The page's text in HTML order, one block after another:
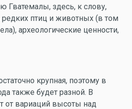
Гватемалы, здесь, к слову,
птиц и животных (в том
археологические ценности,
крупная, поэтому в
также будет разной. В
от вариаций высоты над